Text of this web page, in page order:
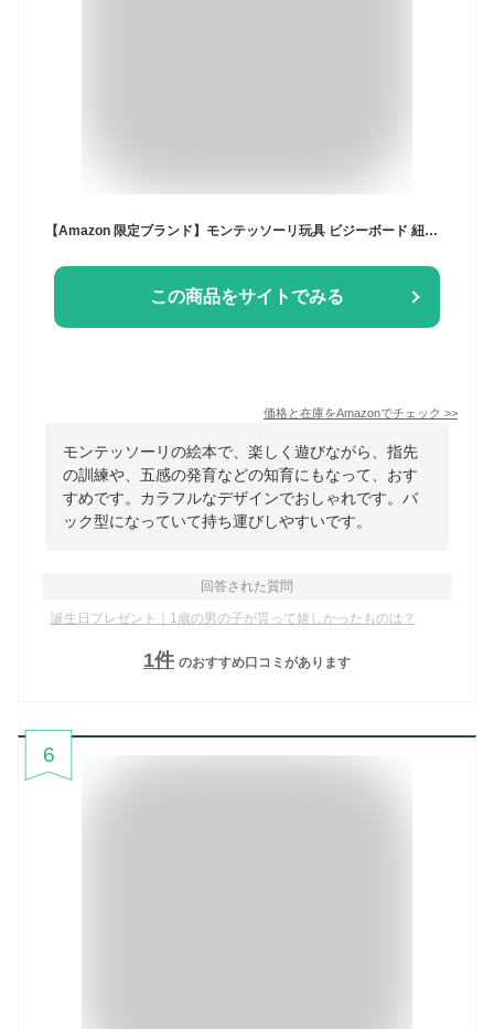
この商品をサイトでみる
価格と在庫をAmazonでチェック >>
モンテッソーリの絵本で、楽しく遊びながら、指先
の訓練や、五感の発育などの知育にもなって、おす
すめです。カラフルなデザインでおしゃれです。バ
ック型になっていて持ち運びしやすいです。
回答された質問
誕生日プレゼント｜1歳の男の子が貰って嬉しかったものは？
1件 のおすすめ口コミがあります
6